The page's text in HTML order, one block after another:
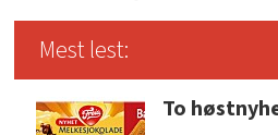
Mest lest:
To